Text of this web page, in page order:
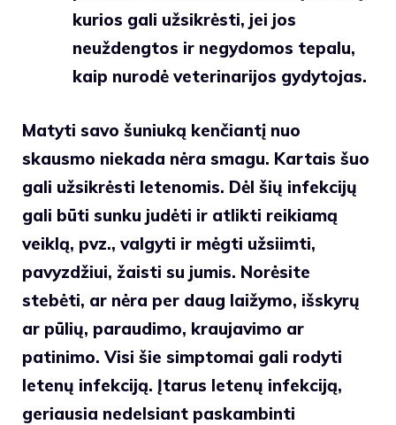
kurios gali užsikrėsti, jei jos
neuždengtos ir negydomos tepalu,
kaip nurodė veterinarijos gydytojas.
Matyti savo šuniuką kenčiantį nuo
skausmo niekada nėra smagu. Kartais šuo
gali užsikrėsti letenomis. Dėl šių infekcijų
gali būti sunku judėti ir atlikti reikiamą
veiklą, pvz., valgyti ir mėgti užsiimti,
pavyzdžiui, žaisti su jumis. Norėsite
stebėti, ar nėra per daug laižymo, išskyrų
ar pūlių, paraudimo, kraujavimo ar
patinimo. Visi šie simptomai gali rodyti
letenų infekciją. Įtarus letenų infekciją,
geriausia nedelsiant paskambinti